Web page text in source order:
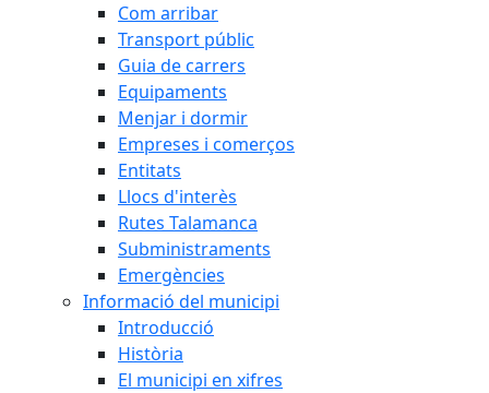
Com arribar
Transport públic
Guia de carrers
Equipaments
Menjar i dormir
Empreses i comerços
Entitats
Llocs d'interès
Rutes Talamanca
Subministraments
Emergències
Informació del municipi
Introducció
Història
El municipi en xifres